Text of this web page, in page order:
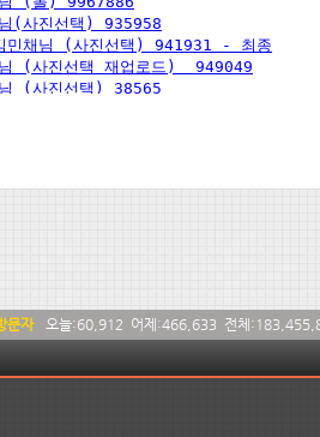
문자 오늘:60,912 어제:466,633 전체: